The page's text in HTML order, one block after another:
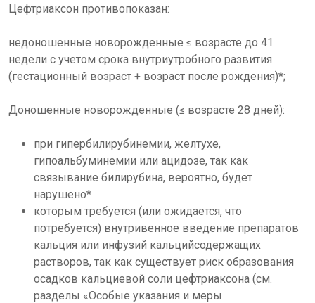
Цефтриаксон противопоказан:
недоношенные новорожденные ≤ возрасте до 41
недели с учетом срока внутриутробного развития
(гестационный возраст + возраст после рождения)*;
Доношенные новорожденные (≤ возрасте 28 дней):
при гипербилирубинемии, желтухе,
гипоальбуминемии или ацидозе, так как
связывание билирубина, вероятно, будет
нарушено*
которым требуется (или ожидается, что
потребуется) внутривенное введение препаратов
кальция или инфузий кальцийсодержащих
растворов, так как существует риск образования
осадков кальциевой соли цефтриаксона (см.
разделы «Особые указания и меры